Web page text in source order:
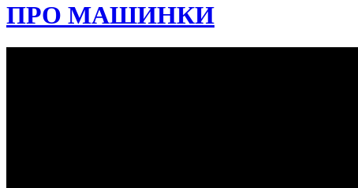
ПРО МАШИНКИ